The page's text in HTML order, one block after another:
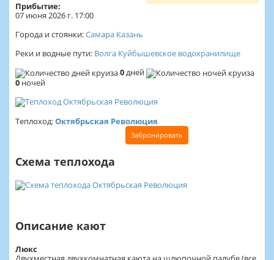
Прибытие:
07 июня 2026 г. 17:00
Города и стоянки:Самара Казань
Реки и водные пути: Волга Куйбышевское водохранилище
0дней
0 ночей
Теплоход:Октябрьская Революция
Забронировать
Схема теплохода
Описание кают
Люкс